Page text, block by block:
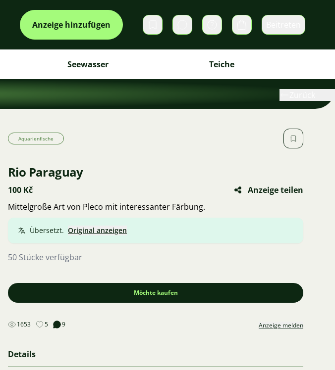
Anzeige hinzufügen DirektnachrichtenWarenkorb
Seewasser Teiche
Aquarienfische
Rio Paraguay
100 Kč
Anzeige teilen
Mittelgroße Art von Pleco mit interessanter Färbung.
Übersetzt. Original anzeigen
50 Stücke verfügbar
Möchte kaufen
1653 5 9 Anzeige melden
Details